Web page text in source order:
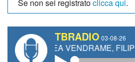
Se non sei registratoclicca qui.
TBRADIO 03-08-26
VENDRAME, FILIPPO FIORELLI